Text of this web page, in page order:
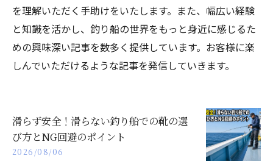
を理解いただく手助けをいたします。また、幅広い経験
と知識を活かし、釣り船の世界をもっと身近に感じるた
めの興味深い記事を数多く提供しています。お客様に楽
しんでいただけるような記事を発信していきます。
滑らず安全！滑らない釣り船での靴の選
び方とNG回避のポイント
2026/08/06